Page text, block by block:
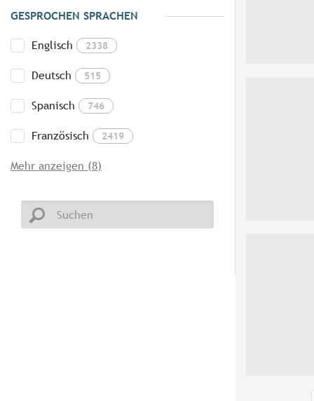
GESPROCHEN SPRACHEN
Englisch 2338
Deutsch 515
Spanisch 746
Französisch 2419
Mehr anzeigen (8)